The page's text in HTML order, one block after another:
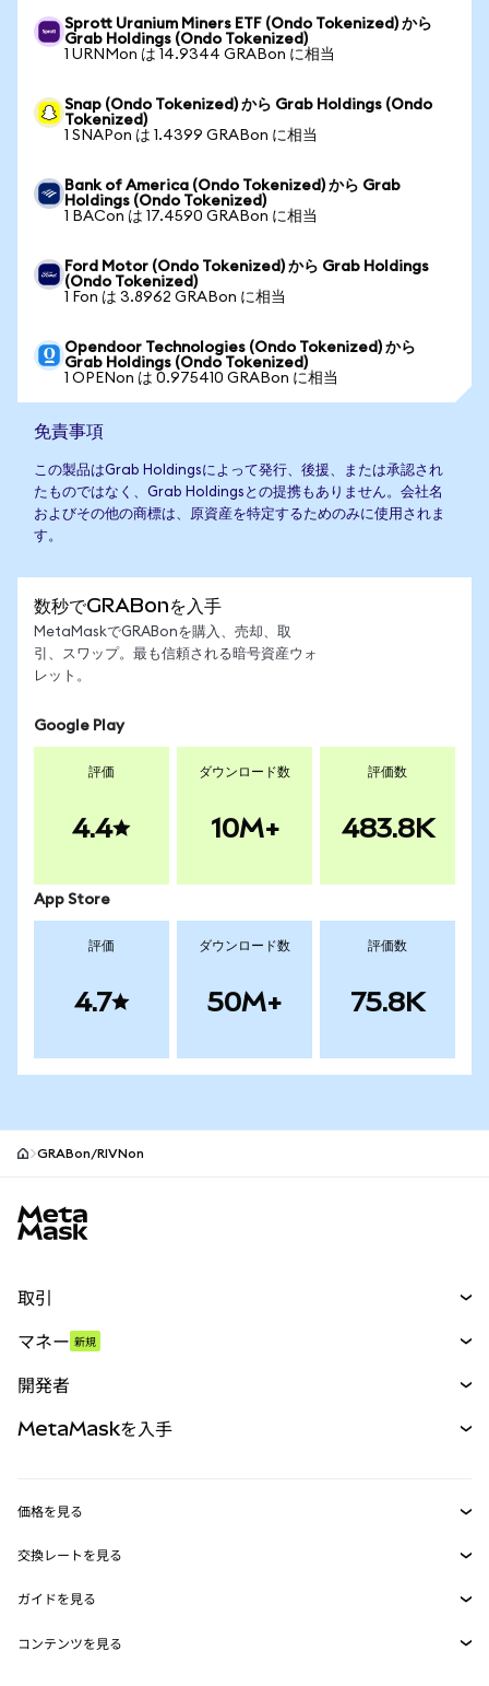
Sprott Uranium Miners ETF (Ondo Tokenized) から
Grab Holdings (Ondo Tokenized)
1 URNMon は 14.9344 GRABon に相当
Snap (Ondo Tokenized) から Grab Holdings (Ondo
Tokenized)
1 SNAPon は 1.4399 GRABon に相当
Bank of America (Ondo Tokenized) から Grab
Holdings (Ondo Tokenized)
1 BACon は 17.4590 GRABon に相当
Ford Motor (Ondo Tokenized) から Grab Holdings
(Ondo Tokenized)
1 Fon は 3.8962 GRABon に相当
Opendoor Technologies (Ondo Tokenized) から
Grab Holdings (Ondo Tokenized)
1 OPENon は 0.975410 GRABon に相当
免責事項
この製品はGrab Holdingsによって発行、後援、または承認され
たものではなく、Grab Holdingsとの提携もありません。会社名
およびその他の商標は、原資産を特定するためのみに使用されま
す。
数秒でGRABonを入手
MetaMaskでGRABonを購入、売却、取
引、スワップ。最も信頼される暗号資産ウォ
レット。
Google Play
評価
4.4
ダウンロード数
10M+
評価数
483.8K
App Store
評価
4.7
ダウンロード数
50M+
評価数
75.8K
GRABon/RIVNon
取引
パーペチュアル
RWA
マネー 新規
開発者
MetaMask Connect
Snaps
Web3サービス
MetaMaskを入手
セキュリティ
サポート
価格を見る
イーサリアムの価格
Solanaの価格
交換レートを見る
ETH→USD
USDT→INR
ガイドを見る
ETHの購入
コンテンツを見る